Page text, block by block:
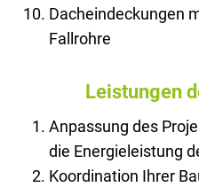
Dacheindeckungen
Fallrohre
Leistungen
Anpassung des
die Energieleistung
Koordination Ihrer